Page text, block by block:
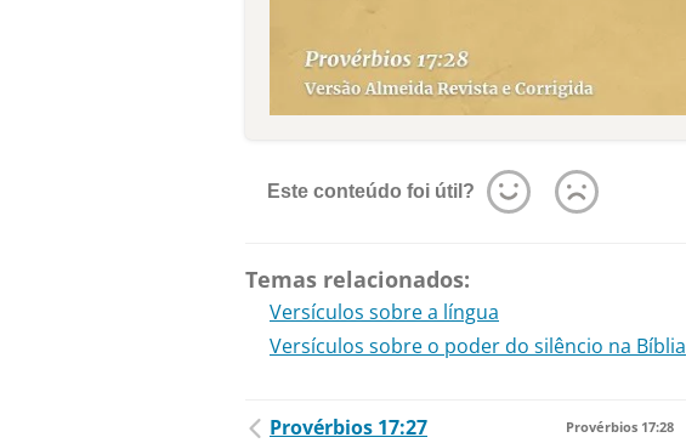
Este conteúdo foi útil?
Temas relacionados:
Versículos sobre a língua
Versículos sobre o poder do silêncio na Bíblia
Provérbios 17:27 Provérbios 17:28